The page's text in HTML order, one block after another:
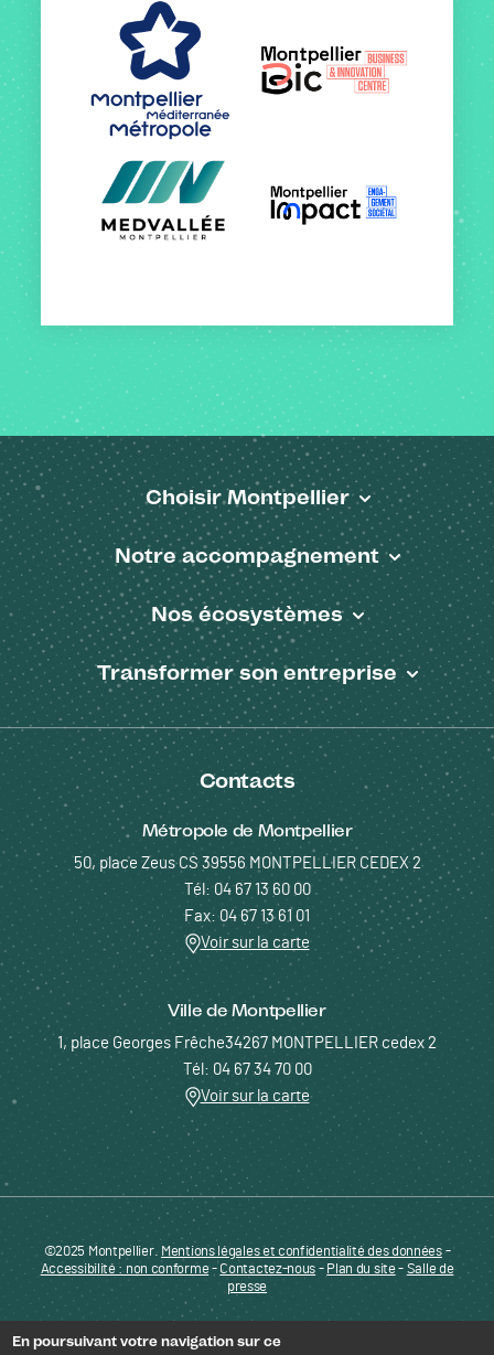
Pied de page
Choisir Montpellier
Notre accompagnement
Nos écosystèmes
Transformer son entreprise
Contacts
Métropole de Montpellier
50, place Zeus CS 39556 MONTPELLIER CEDEX 2
Tél: 04 67 13 60 00
Fax: 04 67 13 61 01
Voir sur la carte
Ville de Montpellier
1, place Georges Frêche34267 MONTPELLIER cedex 2
Tél: 04 67 34 70 00
Voir sur la carte
Pied de page - Menu bas - ENTREPRENDRE
©2025 Montpellier. Mentions légales et confidentialité des données-
Accessibilité : non conforme- Contactez-nous - Plan du site- Salle de
presse
En poursuivant votre navigation sur ce